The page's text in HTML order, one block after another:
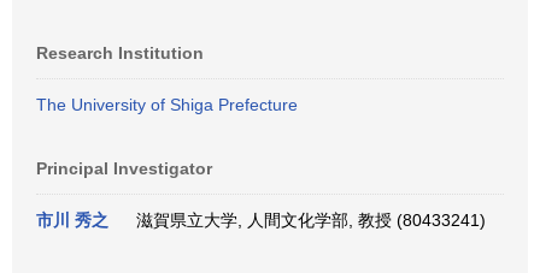
Research Institution
The University of Shiga Prefecture
Principal Investigator
市川 秀之 滋賀県立大学, 人間文化学部, 教授 (80433241)